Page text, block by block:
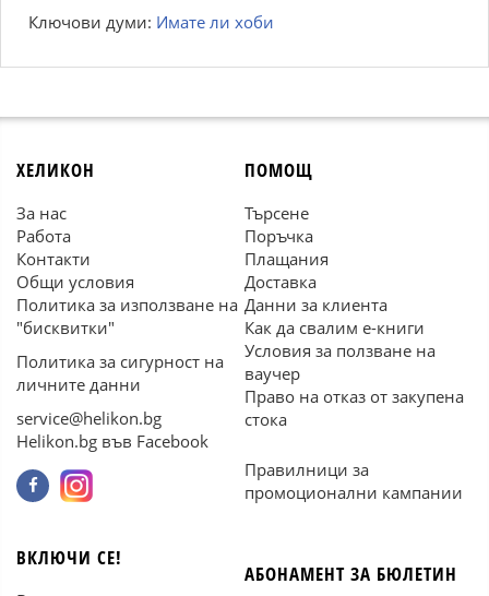
Ключови думи: Имате ли хоби
ХЕЛИКОН
За нас
Работа
Контакти
Общи условия
Политика за използване на
"бисквитки"
Политика за сигурност на
личните данни
service@helikon.bg
Helikon.bg във Facebook
ПОМОЩ
Търсене
Поръчка
Плащания
Доставка
Данни за клиента
Как да свалим е-книги
Условия за ползване на
ваучер
Право на отказ от закупена
стока
Правилници за
промоционални кампании
ВКЛЮЧИ СЕ!
АБОНАМЕНТ ЗА БЮЛЕТИН